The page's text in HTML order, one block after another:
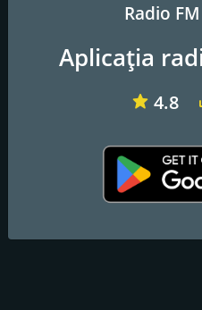
Radio
Aplicația
4.8